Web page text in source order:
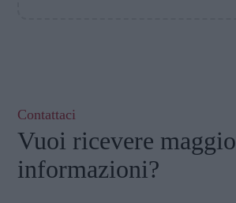
Contattaci
Vuoi ricevere
informazioni?